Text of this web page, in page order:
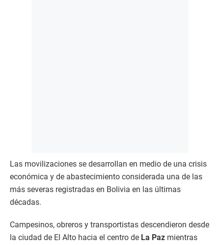
Las movilizaciones se desarrollan en medio de una crisis
económica y de abastecimiento considerada una de las
más severas registradas en Bolivia en las últimas
décadas.
Campesinos, obreros y transportistas descendieron desde
la ciudad de El Alto hacia el centro de La Paz mientras